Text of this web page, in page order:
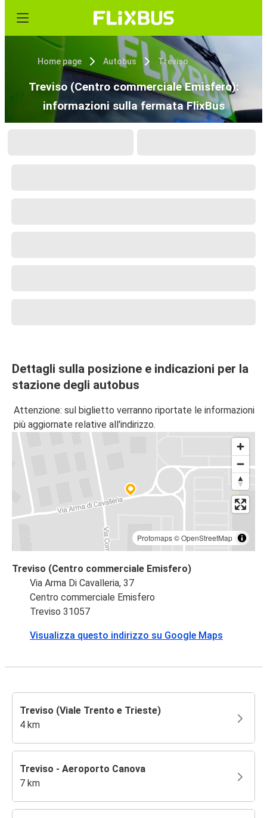
Home page Autobus Treviso
Treviso (Centro commerciale Emisfero):
informazioni sulla fermata FlixBus
Dettagli sulla posizione e indicazioni per la
stazione degli autobus
Attenzione: sul biglietto verranno riportate le informazioni
più aggiornate relative all'indirizzo.
Protomaps©OpenStreetMap
Treviso (Centro commerciale Emisfero)
Via Arma Di Cavalleria, 37
Centro commerciale Emisfero
Treviso 31057
Visualizza questo indirizzo su Google Maps
Treviso (Viale Trento e Trieste)
4 km
Treviso - Aeroporto Canova
7 km